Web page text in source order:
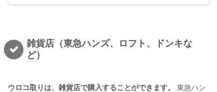
雑貨店（東急ハンズ、ロフト、ドンキな
ど）
ウロコ取りは、雑貨店で購入することができます。
東急ハン